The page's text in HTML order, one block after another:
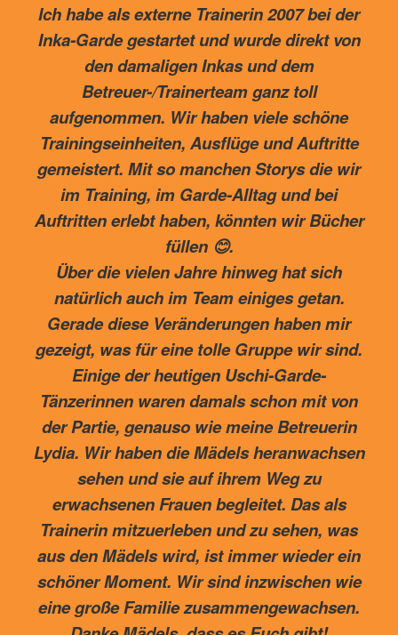
Ich habe als externe Trainerin 2007 bei der
Inka-Garde gestartet und wurde direkt von
den damaligen Inkas und dem
Betreuer-/Trainerteam ganz toll
aufgenommen. Wir haben viele schöne
Trainingseinheiten, Ausflüge und Auftritte
gemeistert. Mit so manchen Storys die wir
im Training, im Garde-Alltag und bei
Auftritten erlebt haben, könnten wir Bücher
füllen 😊.
Über die vielen Jahre hinweg hat sich
natürlich auch im Team einiges getan.
Gerade diese Veränderungen haben mir
gezeigt, was für eine tolle Gruppe wir sind.
Einige der heutigen Uschi-Garde-
Tänzerinnen waren damals schon mit von
der Partie, genauso wie meine Betreuerin
Lydia. Wir haben die Mädels heranwachsen
sehen und sie auf ihrem Weg zu
erwachsenen Frauen begleitet. Das als
Trainerin mitzuerleben und zu sehen, was
aus den Mädels wird, ist immer wieder ein
schöner Moment. Wir sind inzwischen wie
eine große Familie zusammengewachsen.